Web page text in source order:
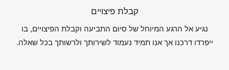
קבלת פיצויים
נגיע אל הרגע המיוחל של סיום התביעה וקבלת הפיצויים, בו
ייפרדו דרכנו אך אנו תמיד נעמוד לשירותך ולרשותך בכל שאלה.